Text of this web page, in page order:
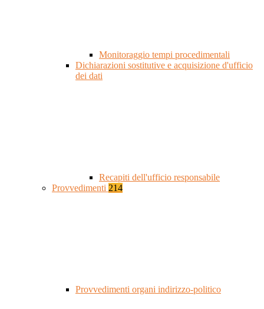
Monitoraggio tempi procedimentali
Dichiarazioni sostitutive e acquisizione d'ufficio
dei dati
Recapiti dell'ufficio responsabile
Provvedimenti 214
Provvedimenti organi indirizzo-politico